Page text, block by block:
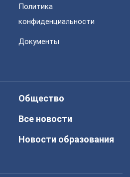
Политика
конфиденциальности
Документы
Общество
Все новости
Новости образования